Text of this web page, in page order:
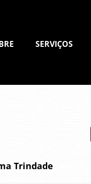
SERVIÇOS
Trindade